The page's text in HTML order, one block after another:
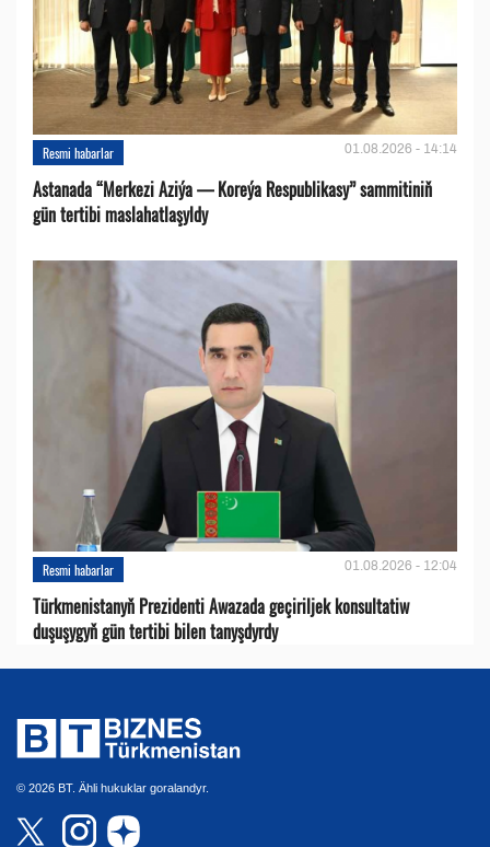
Resmi habarlar 01.08.2026 - 14:14
Astanada “Merkezi Aziýa — Koreýa Respublikasy” sammitiniň
gün tertibi maslahatlaşyldy
Resmi habarlar 01.08.2026 - 12:04
Türkmenistanyň Prezidenti Awazada geçiriljek konsultatiw
duşuşygyň gün tertibi bilen tanyşdyrdy
© 2026 BT. Ähli hukuklar goralandyr.